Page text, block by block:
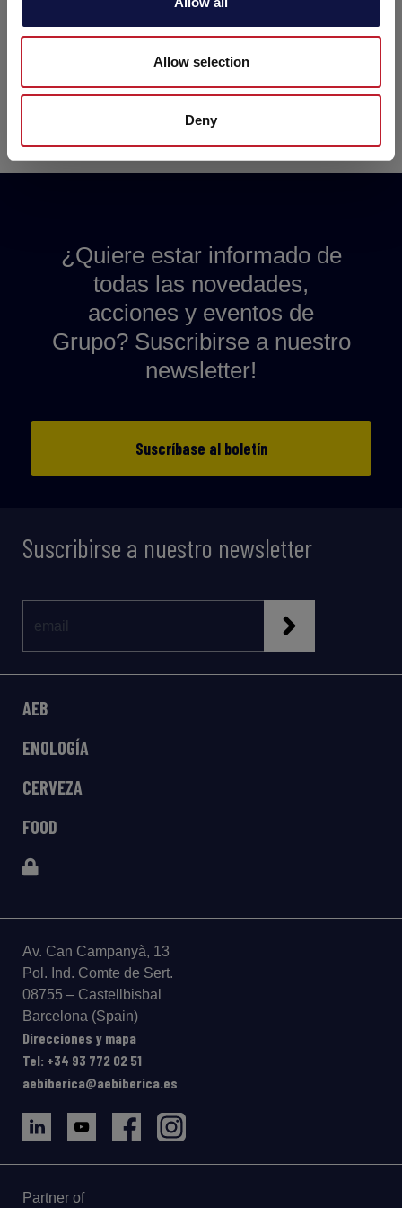
Allow selection
Deny
capaces de obtener un producto competitivo en
el mercado que puede ser utilizado en todo tipo
boisée.
¿Quiere estar informado de
todas las novedades,
acciones y eventos de
Grupo? Suscribirse a nuestro
newsletter!
Suscríbase al boletín
Suscribirse a nuestro newsletter
AEB
ENOLOGÍA
CERVEZA
FOOD
Av. Can Campanyà, 13
Pol. Ind. Comte de Sert.
08755 – Castellbisbal
Barcelona (Spain)
Direcciones y mapa
Tel: +34 93 772 02 51
aebiberica@aebiberica.es
Partner of